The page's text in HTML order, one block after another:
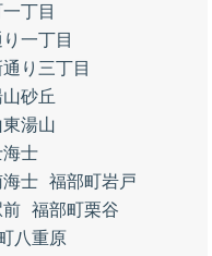
丁目
一丁目
り三丁目
砂丘
湯山
士
士 福部町岩戸
前 福部町栗谷
八重原